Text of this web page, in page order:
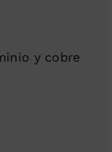
y cobre